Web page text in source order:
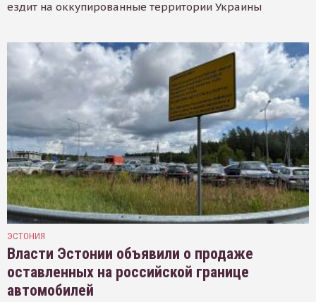
ездит на оккупированные территории Украины
ЭСТОНИЯ
Власти Эстонии объявили о продаже
оставленных на российской границе
автомобилей